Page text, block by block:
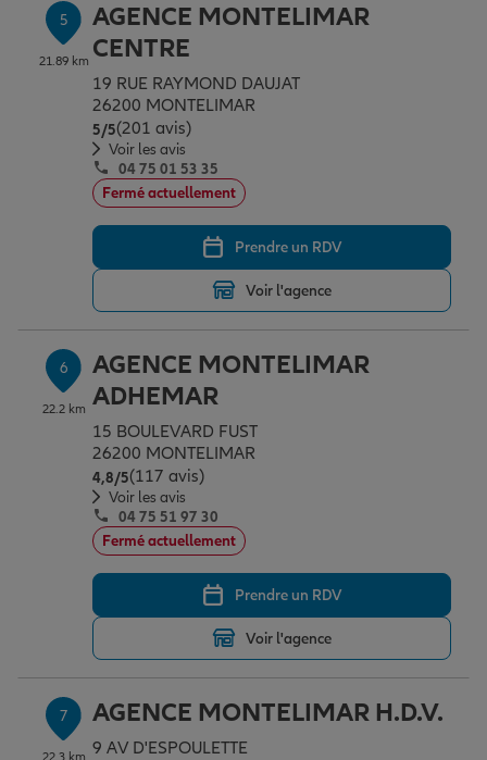
5
21.89 km
AGENCE MONTELIMAR
CENTRE
19 RUE RAYMOND DAUJAT
26200 MONTELIMAR
5/5Note de 5 sur 5
(201 avis)
Voir les avis
04 75 01 53 35
Fermé actuellement
Prendre un RDV
Voir l'agence
6
22.2 km
AGENCE MONTELIMAR
ADHEMAR
15 BOULEVARD FUST
26200 MONTELIMAR
4,8/5Note de 4.8 sur 5
(117 avis)
Voir les avis
04 75 51 97 30
Fermé actuellement
Prendre un RDV
Voir l'agence
7
22.3 km
AGENCE MONTELIMAR H.D.V.
9 AV D'ESPOULETTE